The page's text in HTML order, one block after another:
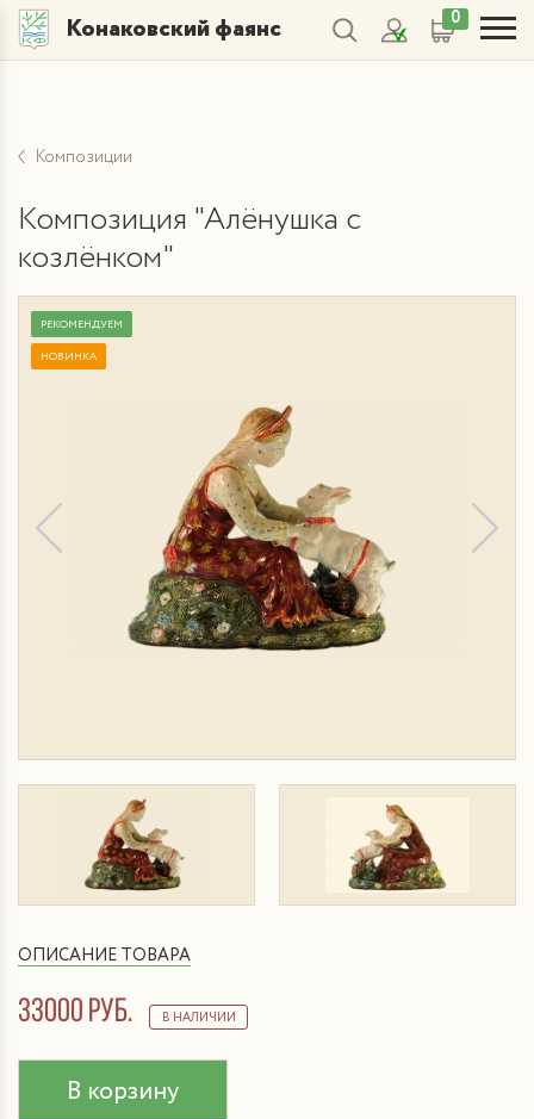
Конаковский фаянс 0
Композиции
Композиция "Алёнушка с
козлёнком"
РЕКОМЕНДУЕМ
НОВИНКА
ОПИСАНИЕ ТОВАРА
33000 руб. В НАЛИЧИИ
В корзину